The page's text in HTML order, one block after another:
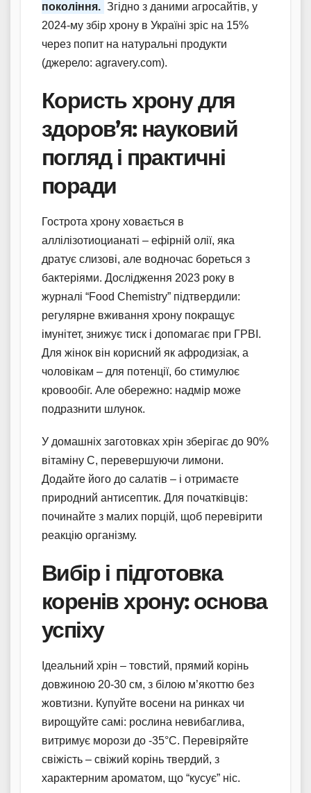
покоління. Згідно з даними агросайтів, у
2024-му збір хрону в Україні зріс на 15%
через попит на натуральні продукти
(джерело: agravery.com).
Користь хрону для
здоров’я: науковий
погляд і практичні
поради
Гострота хрону ховається в
аллілізотиоцианаті – ефірній олії, яка
дратує слизові, але водночас бореться з
бактеріями. Дослідження 2023 року в
журналі “Food Chemistry” підтвердили:
регулярне вживання хрону покращує
імунітет, знижує тиск і допомагає при ГРВІ.
Для жінок він корисний як афродизіак, а
чоловікам – для потенції, бо стимулює
кровообіг. Але обережно: надмір може
подразнити шлунок.
У домашніх заготовках хрін зберігає до 90%
вітаміну С, перевершуючи лимони.
Додайте його до салатів – і отримаєте
природний антисептик. Для початківців:
починайте з малих порцій, щоб перевірити
реакцію організму.
Вибір і підготовка
коренів хрону: основа
успіху
Ідеальний хрін – товстий, прямий корінь
довжиною 20-30 см, з білою м’якоттю без
жовтизни. Купуйте восени на ринках чи
вирощуйте самі: рослина невибаглива,
витримує морози до -35°C. Перевіряйте
свіжість – свіжий корінь твердий, з
характерним ароматом, що “кусує” ніс.